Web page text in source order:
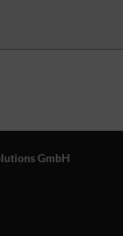
leer.
leer.
GmbH